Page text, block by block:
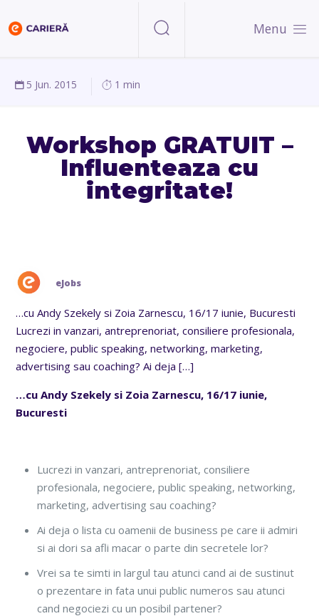
Menu
5 Jun. 2015 1 min
Workshop GRATUIT –
Influenteaza cu
integritate!
eJobs
…cu Andy Szekely si Zoia Zarnescu, 16/17 iunie, Bucuresti
Lucrezi in vanzari, antreprenoriat, consiliere profesionala,
negociere, public speaking, networking, marketing,
advertising sau coaching? Ai deja […]
…cu Andy Szekely si Zoia Zarnescu, 16/17 iunie,
Bucuresti
Lucrezi in vanzari, antreprenoriat, consiliere
profesionala, negociere, public speaking, networking,
marketing, advertising sau coaching?
Ai deja o lista cu oamenii de business pe care ii admiri
si ai dori sa afli macar o parte din secretele lor?
Vrei sa te simti in largul tau atunci cand ai de sustinut
o prezentare in fata unui public numeros sau atunci
cand negociezi cu un posibil partener?